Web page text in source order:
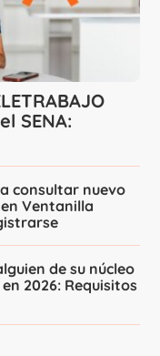
SENA:
consultar nuevo
Ventanilla
de su núcleo
2026: Requisitos